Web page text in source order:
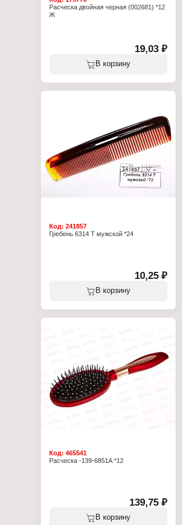
Расческа двойная черная (002681) *12
Ж
19,03 ₽
В корзину
Код: 241857
Гребень 6314 Т мужской *24
10,25 ₽
В корзину
Код: 465541
Расческа -139-6851А *12
139,75 ₽
В корзину